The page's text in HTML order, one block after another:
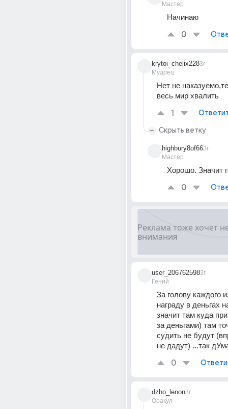
Мастер
Начинаю
0
krytoi_chelix228
Мудрец
3г
Нет не
весь мир хвалить
1
Скрыть ветку
highbury8of66
Мастер
3г
Хорошо. Значит
0
user_206762598
Гений
3г
За голову каждого
награду в деньгах
значит там куда
за деньгами) там
судить не будут
не дадут) ...так
0
dzho_lenon
Оракул
3г